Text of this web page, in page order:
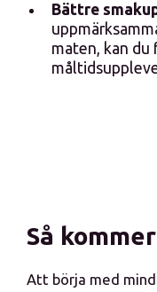
Bättre
maten, kan du
Så
Att börja med